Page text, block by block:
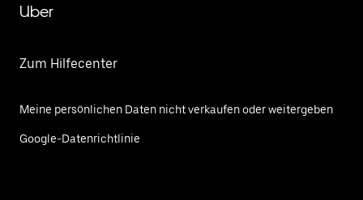
Uber
Zum Hilfecenter
Meine persönlichen Daten nicht verkaufen oder weitergeben
Google-Datenrichtlinie